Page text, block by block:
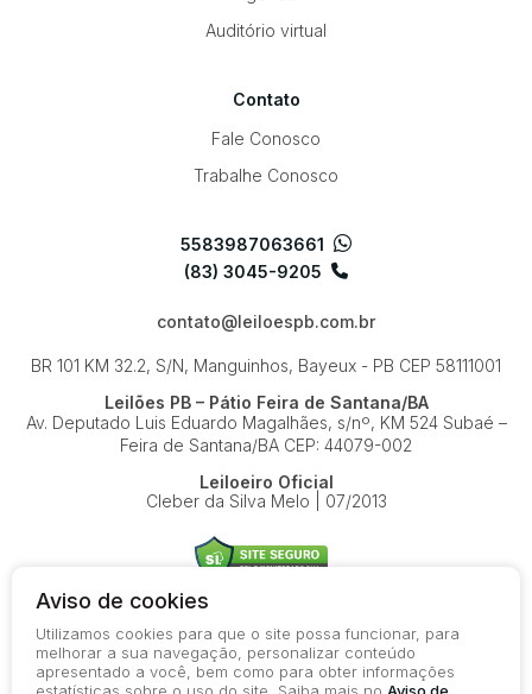
Auditório virtual
Contato
Fale Conosco
Trabalhe Conosco
5583987063661
(83) 3045-9205
contato@leiloespb.com.br
BR 101 KM 32.2, S/N, Manguinhos, Bayeux - PB CEP 58111001
Leilões PB – Pátio Feira de Santana/BA
Av. Deputado Luis Eduardo Magalhães, s/nº, KM 524Subaé –
Feira de Santana/BA CEP: 44079-002
Leiloeiro Oficial
Cleber da Silva Melo | 07/2013
© 2026-present - Todos os direitos reservados
Política de Privacidade
Aviso de cookies
Utilizamos cookies para que o site possa funcionar, para
melhorar a sua navegação, personalizar conteúdo
apresentado a você, bem como para obter informações